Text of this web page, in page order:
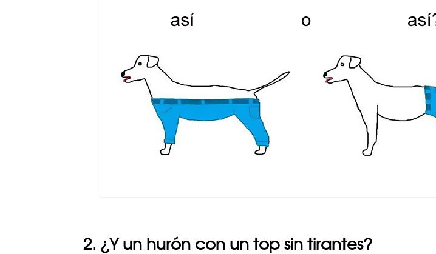
2. ¿Y un hurón con un top sin tirantes?